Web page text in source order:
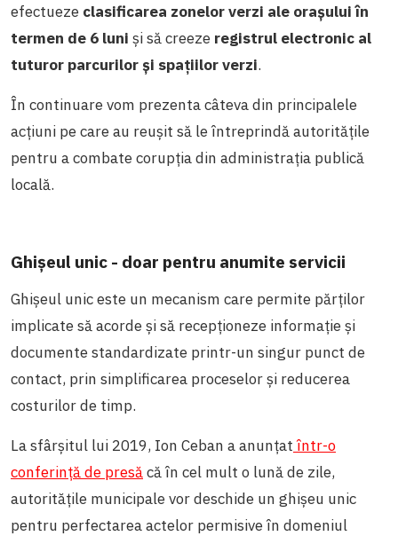
efectueze clasificarea zonelor verzi ale orașului în
termen de 6 luni și să creeze registrul electronic al
tuturor parcurilor și spațiilor verzi.
În continuare vom prezenta câteva din principalele
acțiuni pe care au reușit să le întreprindă autoritățile
pentru a combate corupția din administrația publică
locală.
Ghișeul unic - doar pentru anumite servicii
Ghișeul unic este un mecanism care permite părților
implicate să acorde și să recepționeze informație și
documente standardizate printr-un singur punct de
contact, prin simplificarea proceselor și reducerea
costurilor de timp.
La sfârșitul lui 2019, Ion Ceban a anunțatîntr-o
conferință de presăcă în cel mult o lună de zile,
autoritățile municipale vor deschide un ghișeu unic
pentru perfectarea actelor permisive în domeniul